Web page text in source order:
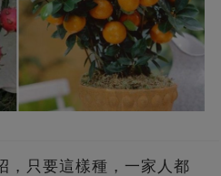
，只要這樣種，一家人都